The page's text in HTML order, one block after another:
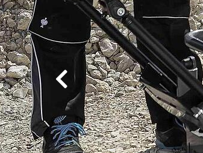
La
dans tous
aussi
derrière
En
Previous